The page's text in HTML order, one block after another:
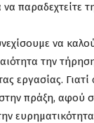
παραδεχτείτε
να
την
εργασίας.
πράξη, αφού